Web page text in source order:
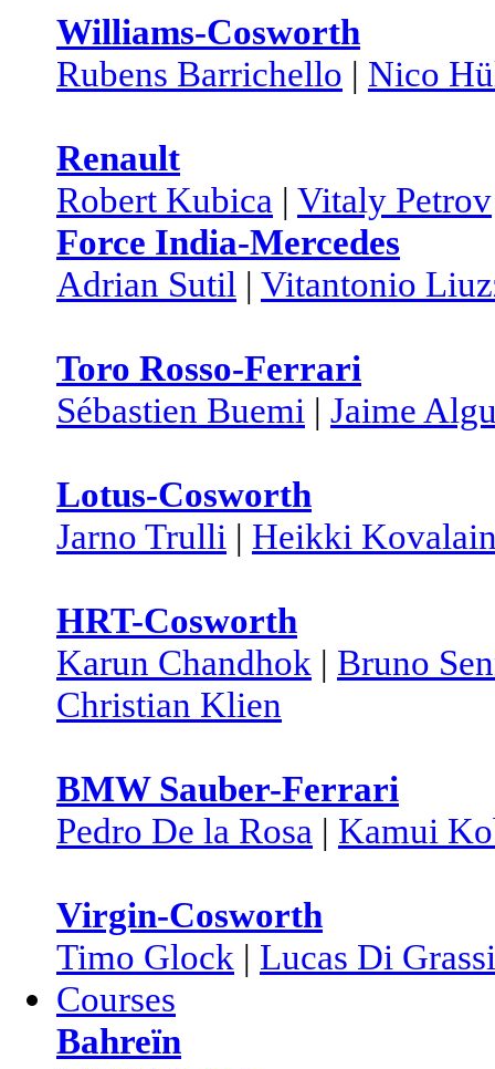
Williams-Cosworth
Rubens Barrichello | Nico
Renault
Robert Kubica | Vitaly Petrov
Force India-Mercedes
Adrian Sutil | Vitantonio
Toro Rosso-Ferrari
Sébastien Buemi | Jaime
Lotus-Cosworth
Jarno Trulli | Heikki
HRT-Cosworth
Karun Chandhok | Bruno
Christian Klien
BMW Sauber-Ferrari
Pedro De la Rosa | Kamui
Virgin-Cosworth
Timo Glock | Lucas Di Grassi
Courses
Bahreïn